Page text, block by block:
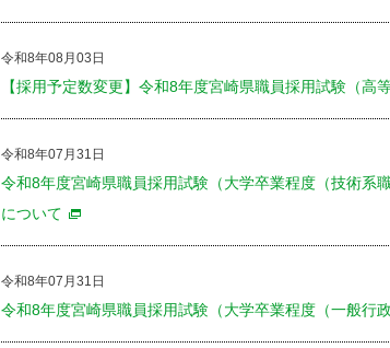
令和8年08月03日
【採用予定数変更】令和8年度宮崎県職員採用試験（高
令和8年07月31日
令和8年度宮崎県職員採用試験（大学卒業程度（技術系
について
令和8年07月31日
令和8年度宮崎県職員採用試験（大学卒業程度（一般行